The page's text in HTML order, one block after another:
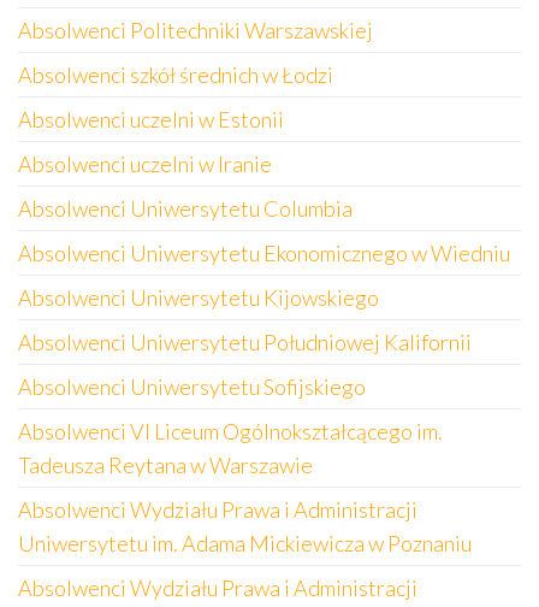
Absolwenci Politechniki Warszawskiej
Absolwenci szkół średnich w Łodzi
Absolwenci uczelni w Estonii
Absolwenci uczelni w Iranie
Absolwenci Uniwersytetu Columbia
Absolwenci Uniwersytetu Ekonomicznego w Wiedniu
Absolwenci Uniwersytetu Kijowskiego
Absolwenci Uniwersytetu Południowej Kalifornii
Absolwenci Uniwersytetu Sofijskiego
Absolwenci VI Liceum Ogólnokształcącego im.
Tadeusza Reytana w Warszawie
Absolwenci Wydziału Prawa i Administracji
Uniwersytetu im. Adama Mickiewicza w Poznaniu
Absolwenci Wydziału Prawa i Administracji